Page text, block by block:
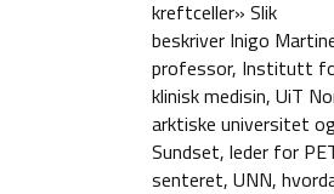
kreftceller» Slik
beskriver Inigo
professor, Institutt
klinisk medisin, UiT
arktiske universitet
Sundset, leder for
senteret, UNN,